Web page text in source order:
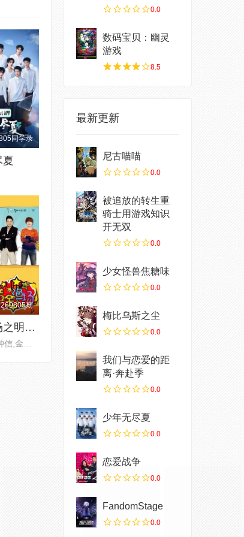
同学录
期
黄金渔场之明星电台
0.0
数码宝贝：幽灵
游戏
8.5
最新更新
尼古喵喵
0.0
被追放的转生重
骑士用游戏知识
开无双
0.0
少女怪兽焦糖味
0.0
梅比乌斯之尘
0.0
我们与恋爱的距
离·奔赴季
0.0
少年无尽夏
0.0
恋爱战争
0.0
FandomStage
0.0